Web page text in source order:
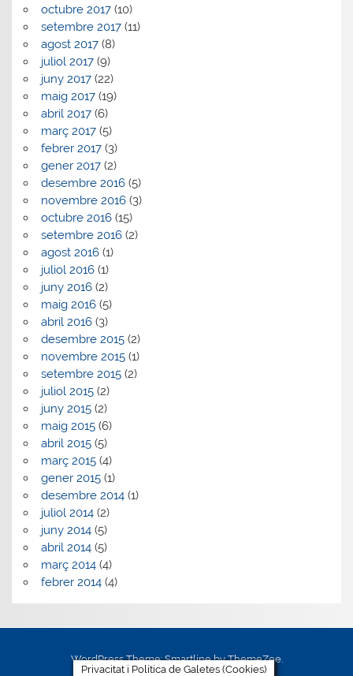
octubre 2017(10)
setembre 2017(11)
agost 2017(8)
juliol 2017(9)
juny 2017(22)
maig 2017(19)
abril 2017(6)
març 2017(5)
febrer 2017(3)
gener 2017(2)
desembre 2016(5)
novembre 2016(3)
octubre 2016(15)
setembre 2016(2)
agost 2016(1)
juliol 2016(1)
juny 2016(2)
maig 2016(5)
abril 2016(3)
desembre 2015(2)
novembre 2015(1)
setembre 2015(2)
juliol 2015(2)
juny 2015(2)
maig 2015(6)
abril 2015(5)
març 2015(4)
gener 2015(1)
desembre 2014(1)
juliol 2014(2)
juny 2014(5)
abril 2014(5)
març 2014(4)
febrer 2014(4)
WordPress Theme: Smartline by ThemeZee.
Privacitat i Política de Galetes (Cookies)